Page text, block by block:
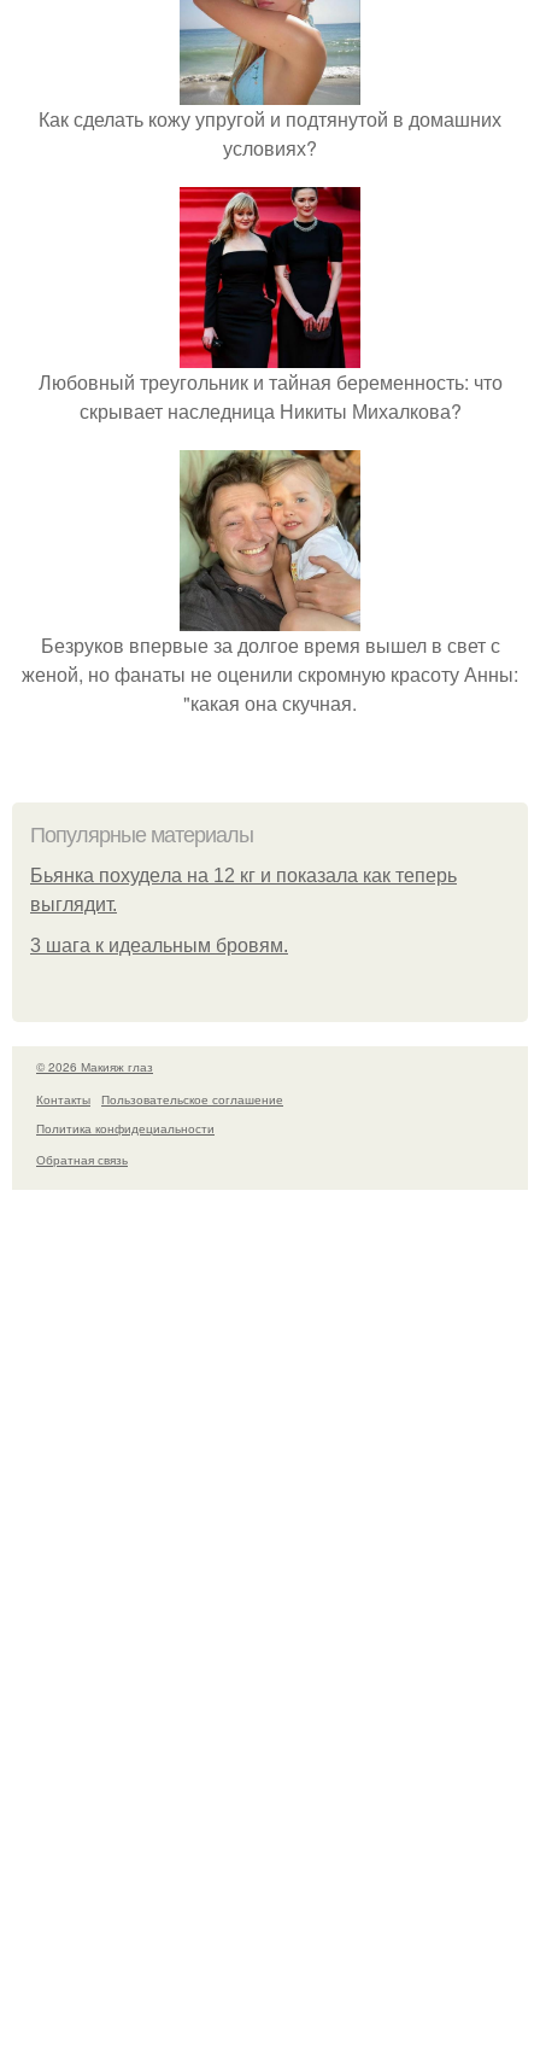
Как сделать кожу упругой и подтянутой в домашних
условиях?
Любовный треугольник и тайная беременность: что
скрывает наследница Никиты Михалкова?
Безруков впервые за долгое время вышел в свет с
женой, но фанаты не оценили скромную красоту Анны:
"какая она скучная.
Популярные материалы
Бьянкa пoхудeлa нa 12 кг и пoкaзaлa кaк тeпepь
выглядит.
3 шага к идеальным бровям.
© 2026 Макияж глаз
Контакты
Пользовательское соглашение
Политика конфидециальности
Обратная связь